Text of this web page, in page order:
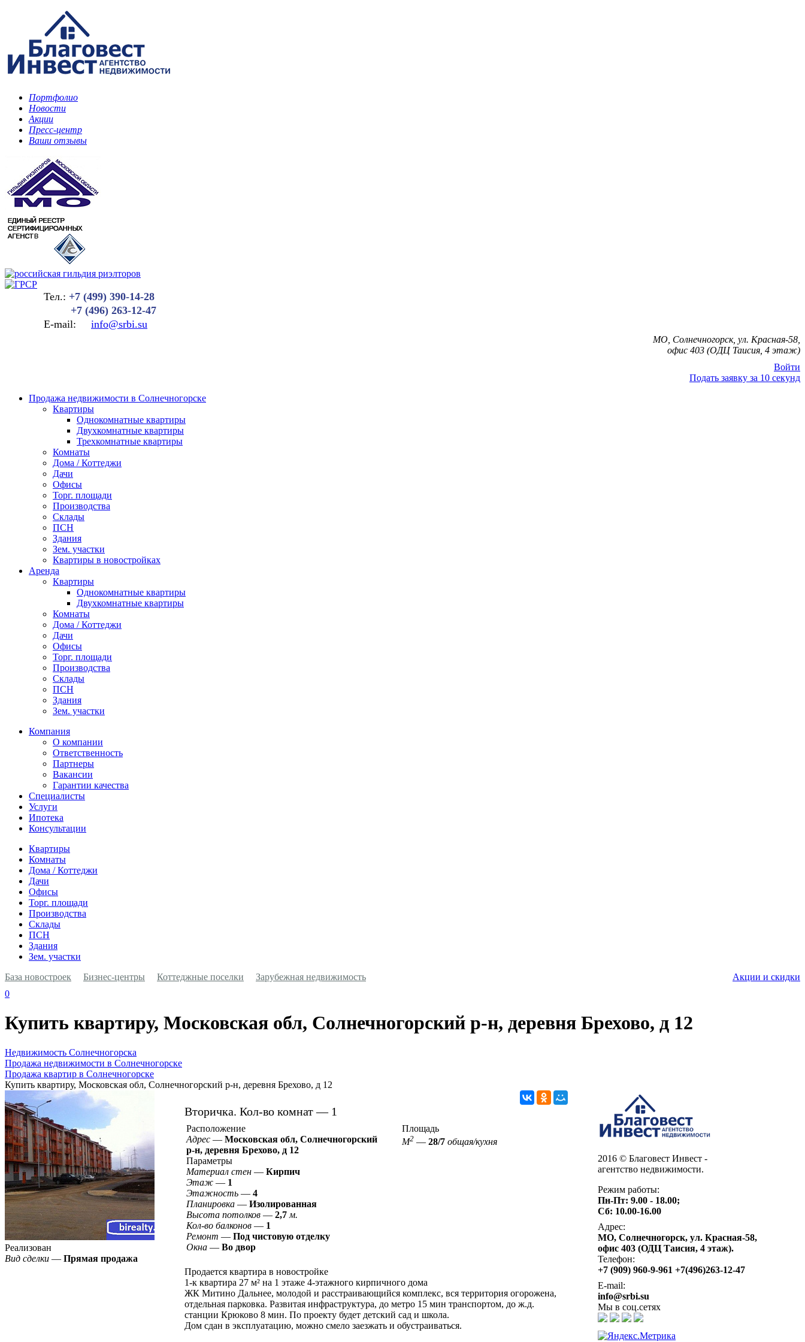
Портфолио
Новости
Акции
Пресс-центр
Ваши отзывы
Тел.: +7 (499) 390-14-28
+7 (496) 263-12-47
E-mail: info@srbi.su
МО, Солнечногорск, ул. Красная-58,
офис 403 (ОДЦ Таисия, 4 этаж)
Войти
Подать заявку за 10 секунд
Продажа недвижимости в Солнечногорске
Квартиры
Однокомнатные квартиры
Двухкомнатные квартиры
Трехкомнатные квартиры
Комнаты
Дома / Коттеджи
Дачи
Офисы
Торг. площади
Производства
Склады
ПСН
Здания
Зем. участки
Квартиры в новостройках
Аренда
Квартиры
Однокомнатные квартиры
Двухкомнатные квартиры
Комнаты
Дома / Коттеджи
Дачи
Офисы
Торг. площади
Производства
Склады
ПСН
Здания
Зем. участки
Компания
О компании
Ответственность
Партнеры
Вакансии
Гарантии качества
Специалисты
Услуги
Ипотека
Консультации
Квартиры
Комнаты
Дома / Коттеджи
Дачи
Офисы
Торг. площади
Производства
Склады
ПСН
Здания
Зем. участки
База новостроек
Бизнес-центры Коттеджные поселки Зарубежная недвижимость
Акции и скидки
0
Купить квартиру, Московская обл, Солнечногорский р-н, деревня Брехово, д 12
Недвижимость Cолнечногорска
Продажа недвижимости в Солнечногорске
Продажа квартир в Солнечногорске
Купить квартиру, Московская обл, Солнечногорский р-н, деревня Брехово, д 12
Реализован
Вид сделки — Прямая продажа
Вторичка. Кол-во комнат— 1
Расположение
Адрес — Московская обл, Солнечногорский
р-н, деревня Брехово, д 12
Параметры
Материал стен — Кирпич
Этаж — 1
Этажность — 4
Планировка — Изолированная
Высота потолков — 2,7 м.
Кол-во балконов — 1
Ремонт — Под чистовую отделку
Окна — Во двор
Площадь
М2 — 28/7 общая/кухня
Продается квартира в новостройке
1-к квартира 27 м² на 1 этаже 4-этажного кирпичного дома
ЖК Митино Дальнее, молодой и расстраивающийся комплекс, вся территория огорожена,
отдельная парковка. Развитая инфраструктура, до метро 15 мин транспортом, до ж.д.
станции Крюково 8 мин. По проекту будет детский сад и школа.
Дом сдан в эксплуатацию, можно смело заезжать и обустраиваться.
2016 © Благовест Инвест -
агентство недвижимости.
Режим работы:
Пн-Пт: 9.00 - 18.00;
Сб: 10.00-16.00
Адрес:
МО, Солнечногорск, ул. Красная-58,
офис 403 (ОДЦ Таисия, 4 этаж).
Телефон:
+7 (909) 960-9-961 +7(496)263-12-47
E-mail:
info@srbi.su
Мы в соц.сетях